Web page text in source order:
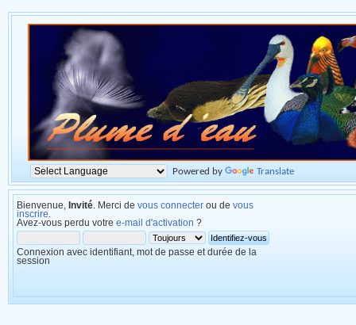
Powered by Translate
Bienvenue, Invité . Merci de vous connecter ou de vous
inscrire
Avez-vous perdu votre e-mail d'activation ?
Connexion avec identifiant, mot de passe et durée de la
session